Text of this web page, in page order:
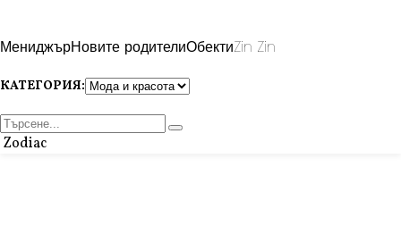
МениджърНовите родителиОбектиZin Zin
КАТЕГОРИЯ:
Zodiac